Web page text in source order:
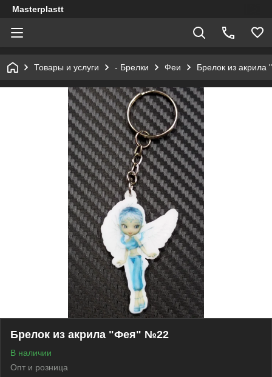
Masterplastt
Товары и услуги - Брелки Феи Брелок из
Брелок из акрила "Фея" №22
В наличии
Опт и розница